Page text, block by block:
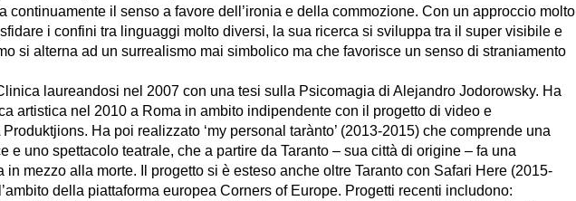
continuamente il senso a favore dell’ironia e della commozione. Con un approccio molto
i confini tra linguaggi molto diversi, la sua ricerca si sviluppa tra il super visibile e
si alterna ad un surrealismo mai simbolico ma che favorisce un senso di straniamento
laureandosi nel 2007 con una tesi sulla Psicomagia di Alejandro Jodorowsky. Ha
artistica nel 2010 a Roma in ambito indipendente con il progetto di video e
Ha poi realizzato ‘my personal tarànto’ (2013-2015) che comprende una
e uno spettacolo teatrale, che a partire da Taranto – sua città di origine – fa una
in mezzo alla morte. Il progetto si è esteso anche oltre Taranto con Safari Here (2015-
della piattaforma europea Corners of Europe. Progetti recenti includono: